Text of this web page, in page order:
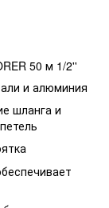
50 м 1/2''
и алюминия
шланга и